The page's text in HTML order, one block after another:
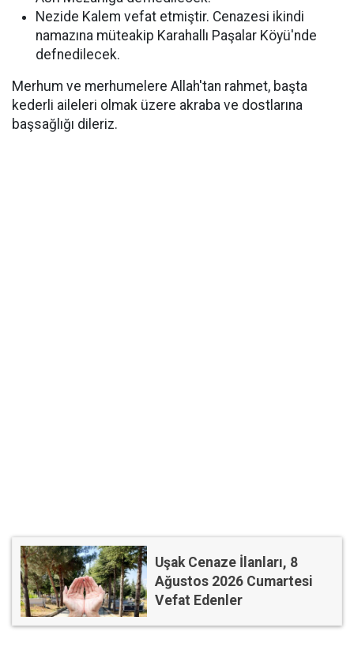
Nezide Kalem vefat etmiştir. Cenazesi ikindi
namazına müteakip Karahallı Paşalar Köyü'nde
defnedilecek.
Merhum ve merhumelere Allah'tan rahmet, başta
kederli aileleri olmak üzere akraba ve dostlarına
başsağlığı dileriz.
Uşak Cenaze İlanları, 8
Ağustos 2026 Cumartesi
Vefat Edenler